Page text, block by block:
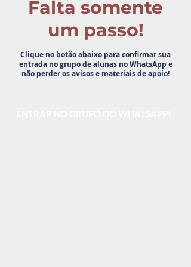
Falta somente
um passo!
Clique no botão abaixo para confirmar sua
entrada no grupo de alunas no WhatsApp e
não perder os avisos e materiais de apoio!